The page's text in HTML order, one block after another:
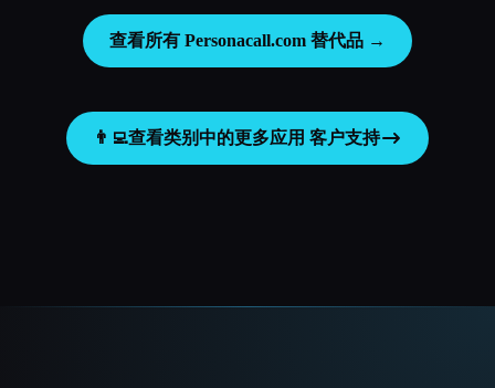
查看所有 Personacall.com 替代品 →
👨‍💻查看类别中的更多应用 客户支持